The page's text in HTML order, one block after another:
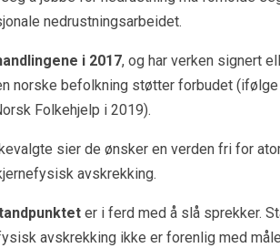
nedrustningsarbeidet.
i 2017, og har verken signert
norske befolkning støtter forbudet
Folkehjelp i 2019).
sier de ønsker en verden fri for
avskrekking.
er i ferd med å slå sprekker.
avskrekking ikke er forenlig med